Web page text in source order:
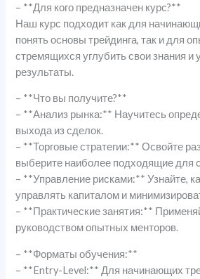
– **Для кого предназначен курс?**
Наш курс подходит как для
понять основы трейдинга, так и для
стремящихся углубить свои знания и
результаты.
– **Что вы получите?**
– **Анализ рынка:** Научитесь
выхода из сделок.
– **Торговые стратегии:** Освойте
выберите наиболее подходящие для
– **Управление рисками:** Узнайте,
управлять капиталом и
– **Практические занятия:**
руководством опытных менторов.
– **Форматы обучения:**
– **Entry-Level:** Для начинающих